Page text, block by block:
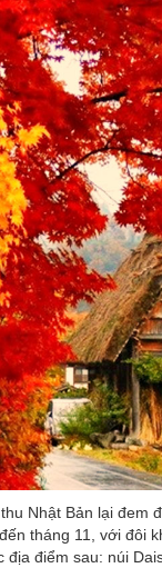
Nhật Bản lại đem
tháng 11, với đôi
địa điểm sau: núi